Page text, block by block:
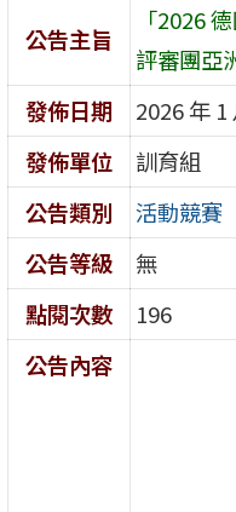
公告主旨
「2026
評審團亞
發佈日期
2026 年 1
發佈單位
訓育組
公告類別
活動競賽
公告等級
無
點閱次數
196
公告內容